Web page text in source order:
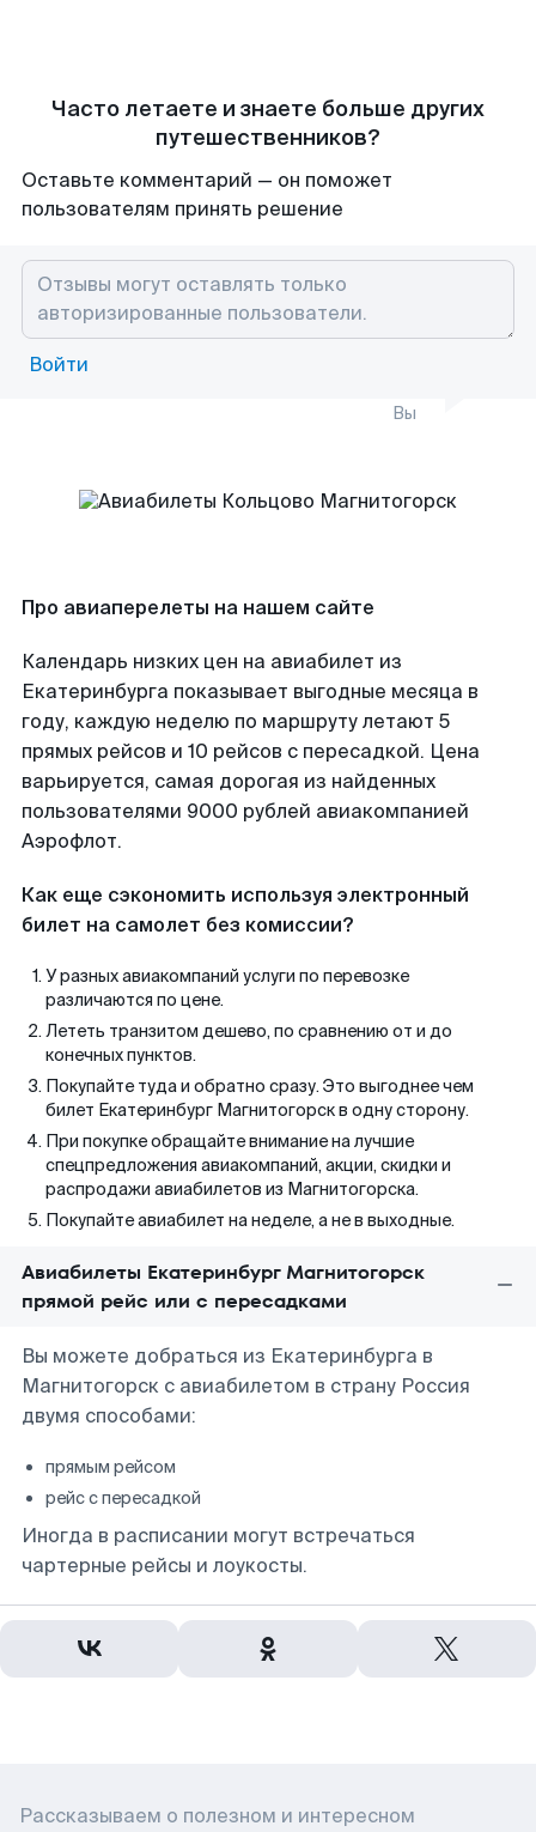
Часто летаете и знаете больше других
путешественников?
Оставьте комментарий — он поможет
пользователям принять решение
Войти
Вы
Про авиаперелеты на нашем сайте
Календарь низких цен на авиабилет из
Екатеринбурга показывает выгодные месяца в
году, каждую неделю по маршруту летают 5
прямых рейсов и 10 рейсов с пересадкой. Цена
варьируется, самая дорогая из найденных
пользователями 9000 рублей авиакомпанией
Аэрофлот.
Как еще сэкономить используя электронный
билет на самолет без комиссии?
У разных авиакомпаний услуги по перевозке
различаются по цене.
Лететь транзитом дешево, по сравнению от и до
конечных пунктов.
Покупайте туда и обратно сразу. Это выгоднее чем
билет Екатеринбург Магнитогорск в одну сторону.
При покупке обращайте внимание на лучшие
спецпредложения авиакомпаний, акции, скидки и
распродажи авиабилетов из Магнитогорска.
Покупайте авиабилет на неделе, а не в выходные.
Авиабилеты Екатеринбург Магнитогорск
прямой рейс или с пересадками
Вы можете добраться из Екатеринбурга в
Магнитогорск с авиабилетом в страну Россия
двумя способами:
прямым рейсом
рейс с пересадкой
Иногда в расписании могут встречаться
чартерные рейсы и лоукосты.
Рассказываем о полезном и интересном